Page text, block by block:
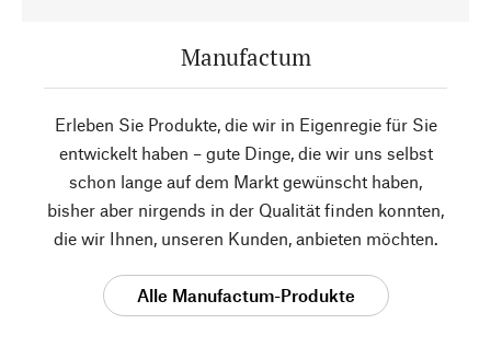
Manufactum
Erleben Sie Produkte, die wir in Eigenregie für Sie
entwickelt haben – gute Dinge, die wir uns selbst
schon lange auf dem Markt gewünscht haben,
bisher aber nirgends in der Qualität finden konnten,
die wir Ihnen, unseren Kunden, anbieten möchten.
Alle Manufactum-Produkte